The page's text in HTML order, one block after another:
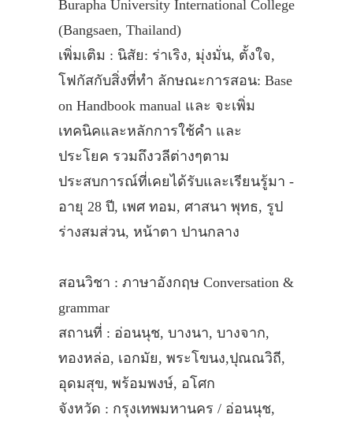
Burapha University International College
(Bangsaen, Thailand)
เพิ่มเติม : นิสัย: ร่าเริง, มุ่งมั่น, ตั้งใจ,
โฟกัสกับสิ่งที่ทำ ลักษณะการสอน: Base
on Handbook manual และ จะเพิ่ม
เทคนิคและหลักการใช้คำ และ
ประโยค รวมถึงวลีต่างๆตาม
ประสบการณ์ที่เคยได้รับและเรียนรู้มา -
อายุ 28 ปี, เพศ ทอม, ศาสนา พุทธ, รูป
ร่างสมส่วน, หน้าตา ปานกลาง
สอนวิชา : ภาษาอังกฤษ Conversation &
grammar
สถานที่ : อ่อนนุช, บางนา, บางจาก,
ทองหล่อ, เอกมัย, พระโขนง,ปุณณวิถี,
อุดมสุข, พร้อมพงษ์, อโศก
จังหวัด : กรุงเทพมหานคร / อ่อนนุช,